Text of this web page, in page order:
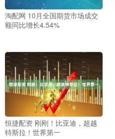
淘配网 10月全国期货市场成交
额同比增长4.54%
恒捷配资 刚刚！比亚迪，超越
特斯拉！世界第一